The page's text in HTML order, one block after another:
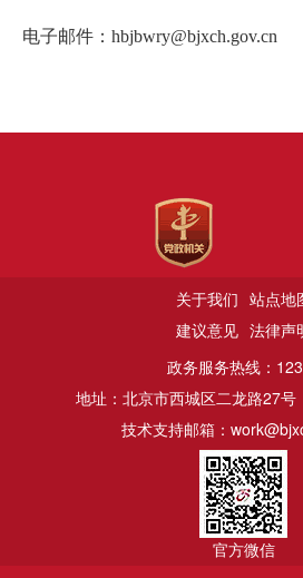
电子邮件： hbjbwry@bjxch.gov.cn
关于我们 站点地
建议意见 法律声
政务服务热线：
地址：北京市西城区二龙路27号
技术支持邮箱：
官方微信